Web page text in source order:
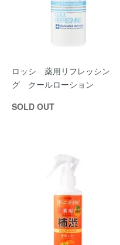
ロッシ 薬用リフレッシン
グ クールローション
SOLD OUT